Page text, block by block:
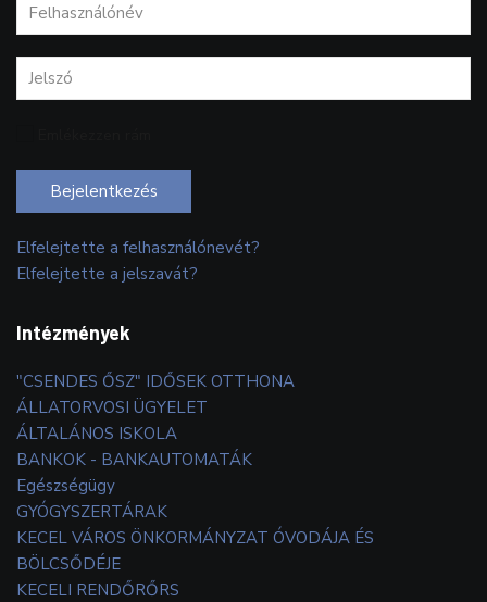
Bejelentkezés
Elfelejtette a felhasználónevét?
Elfelejtette a jelszavát?
Intézmények
"CSENDES ŐSZ" IDŐSEK OTTHONA
ÁLLATORVOSI ÜGYELET
ÁLTALÁNOS ISKOLA
BANKOK - BANKAUTOMATÁK
Egészségügy
GYÓGYSZERTÁRAK
KECEL VÁROS ÖNKORMÁNYZAT ÓVODÁJA ÉS
BÖLCSŐDÉJE
KECELI RENDŐRŐRS